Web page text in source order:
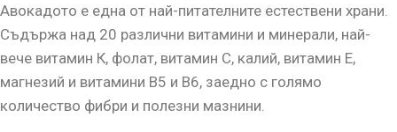
Авокадото е една от най-питателните естествени храни.
Съдържа над 20 различни витамини и минерали, най-
вече витамин К, фолат, витамин С, калий, витамин Е,
магнезий и витамини B5 и B6, заедно с голямо
количество фибри и полезни мазнини.